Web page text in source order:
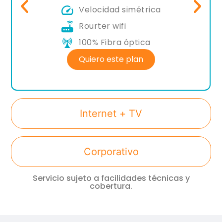
Internet + TV
Corporativo
Velocidad simétrica
Rourter wifi
100% Fibra óptica
Quiero este plan
Servicio sujeto a facilidades técnicas y
cobertura.